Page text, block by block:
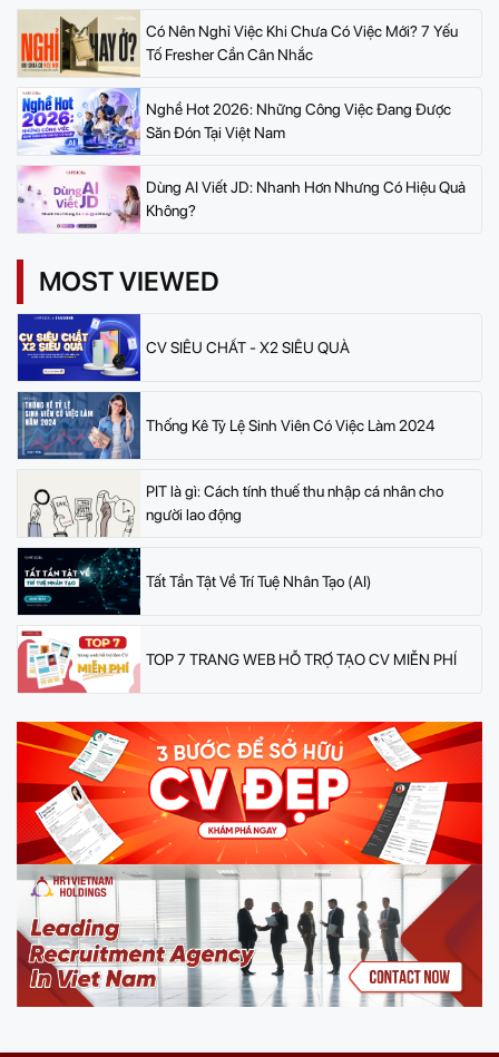
Có Nên Nghỉ Việc Khi Chưa Có Việc Mới? 7 Yếu
Tố Fresher Cần Cân Nhắc
Nghề Hot 2026: Những Công Việc Đang Được
Săn Đón Tại Việt Nam
Dùng AI Viết JD: Nhanh Hơn Nhưng Có Hiệu Quả
Không?
MOST VIEWED
CV SIÊU CHẤT - X2 SIÊU QUÀ
Thống Kê Tỷ Lệ Sinh Viên Có Việc Làm 2024
PIT là gì: Cách tính thuế thu nhập cá nhân cho
người lao động
Tất Tần Tật Về Trí Tuệ Nhân Tạo (AI)
TOP 7 TRANG WEB HỖ TRỢ TẠO CV MIỄN PHÍ